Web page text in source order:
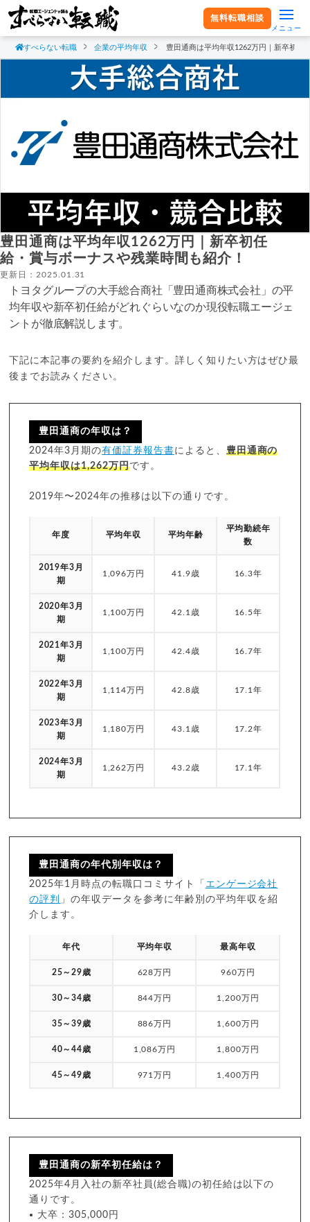
無料転職相談
メニュー
すべらない転職 企業の平均年収 豊田通商は平均年収1262万円｜新卒初任
豊田通商は平均年収1262万円｜新卒初任
給・賞与ボーナスや残業時間も紹介！
更新日：2025.01.31
トヨタグループの大手総合商社「豊田通商株式会社」の平
均年収や新卒初任給がどれぐらいなのか現役転職エージェ
ントが徹底解説します。
下記に本記事の要約を紹介します。詳しく知りたい方はぜひ最
後までお読みください。
豊田通商の年収は？
2024年3月期の有価証券報告書によると、 豊田通商の
平均年収は1,262万円です。
2019年〜2024年の推移は以下の通りです。
年度 平均年収 平均年齢
平均勤続年
数
2019年3月
期
1,096万円 41.9歳 16.3年
2020年3月
期
1,100万円 42.1歳 16.5年
2021年3月
期
1,100万円 42.4歳 16.7年
2022年3月
期
1,114万円 42.8歳 17.1年
2023年3月
期
1,180万円 43.1歳 17.2年
2024年3月
期
1,262万円 43.2歳 17.1年
豊田通商の年代別年収は？
2025年1月時点の転職口コミサイト「 エンゲージ会社
の評判
」の年収データを参考に年齢別の平均年収を紹
介します。
年代 平均年収 最高年収
25～29歳 628万円 960万円
30～34歳 844万円 1,200万円
35～39歳 886万円 1,600万円
40～44歳 1,086万円 1,800万円
45～49歳 971万円 1,400万円
豊田通商の新卒初任給は？
2025年4月入社の新卒社員(総合職)の初任給は以下の
通りです。
大卒：305,000円